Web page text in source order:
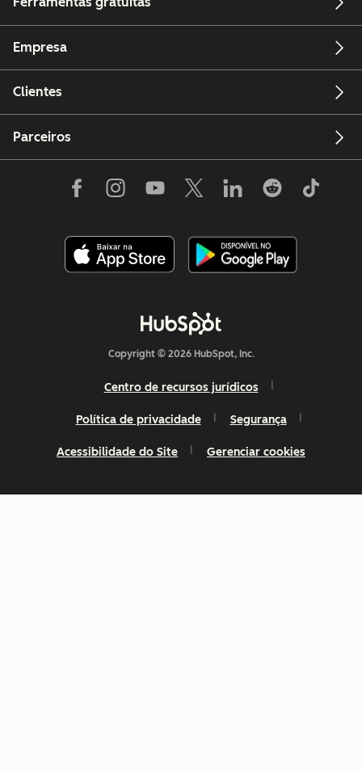
Empresa
Clientes
Parceiros
Copyright © 2026 HubSpot, Inc.
Centro de recursos jurídicos
Política de privacidade Segurança
Acessibilidade do Site Gerenciar cookies